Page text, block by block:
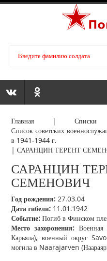
Главная |Списки
Список советских
в 1941-1944 г.
|САРАНЦИН ТЕРЕНТ
САРАНЦИН
СЕМЕНОВИЧ
Год рождения: 27.03.04
Дата гибели: 11.01.1942
Событие: Погиб в Финском
Место захоронения:
Карьяла), военный округ
могила в Naarajarven